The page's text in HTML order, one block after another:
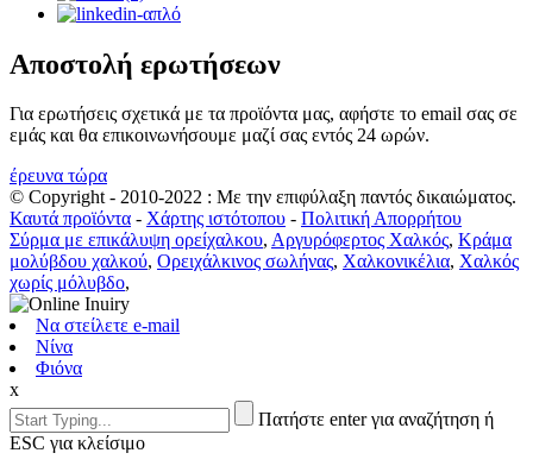
Αποστολή ερωτήσεων
Για ερωτήσεις σχετικά με τα προϊόντα μας, αφήστε το email σας σε
εμάς και θα επικοινωνήσουμε μαζί σας εντός 24 ωρών.
έρευνα τώρα
© Copyright - 2010-2022 : Με την επιφύλαξη παντός δικαιώματος.
Καυτά προϊόντα - Χάρτης ιστότοπου - Πολιτική Απορρήτου
Σύρμα με επικάλυψη ορείχαλκου, Αργυρόφερτος Χαλκός, Κράμα
μολύβδου χαλκού, Ορειχάλκινος σωλήνας, Χαλκονικέλια, Χαλκός
χωρίς μόλυβδο,
Να στείλετε e-mail
Νίνα
Φιόνα
x
Πατήστε enter για αναζήτηση ή
ESC για κλείσιμο